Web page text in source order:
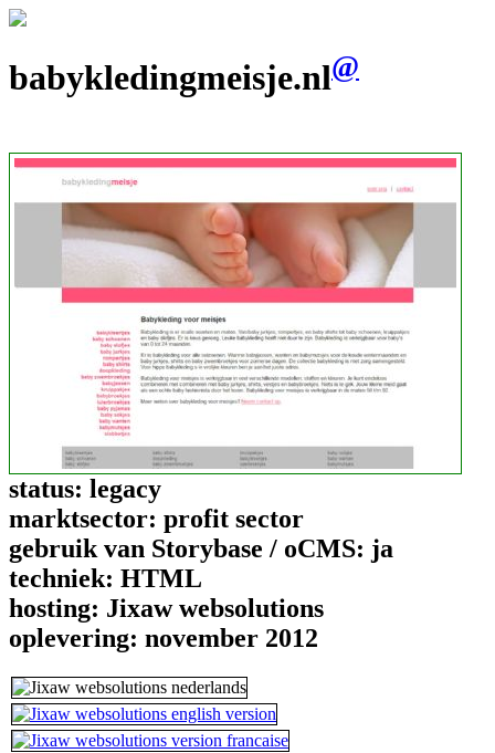
babykledingmeisje.nl@
status: legacy
marktsector: profit sector
gebruik van Storybase / oCMS: ja
techniek: HTML
hosting: Jixaw websolutions
oplevering: november 2012